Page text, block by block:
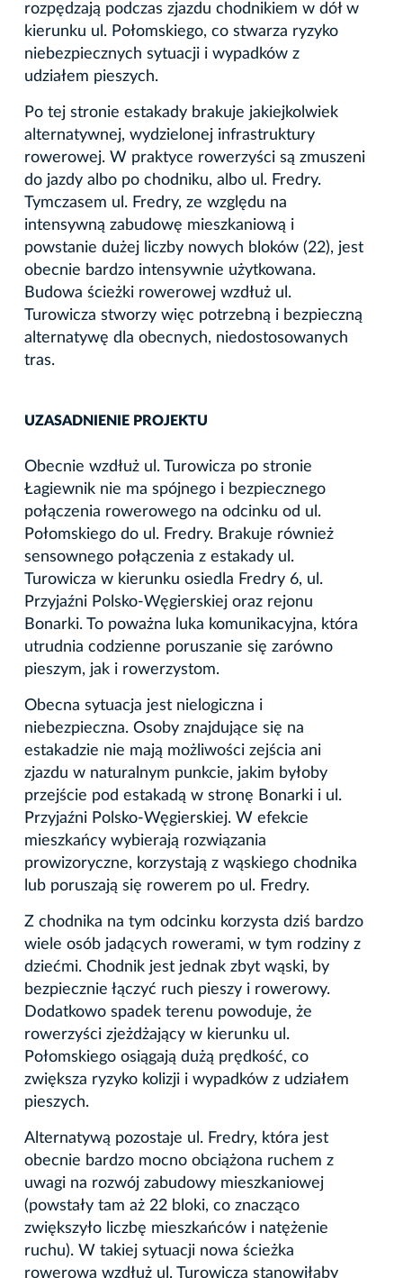
rozpędzają podczas zjazdu chodnikiem w dół w
kierunku ul. Połomskiego, co stwarza ryzyko
niebezpiecznych sytuacji i wypadków z
udziałem pieszych.
Po tej stronie estakady brakuje jakiejkolwiek
alternatywnej, wydzielonej infrastruktury
rowerowej. W praktyce rowerzyści są zmuszeni
do jazdy albo po chodniku, albo ul. Fredry.
Tymczasem ul. Fredry, ze względu na
intensywną zabudowę mieszkaniową i
powstanie dużej liczby nowych bloków (22), jest
obecnie bardzo intensywnie użytkowana.
Budowa ścieżki rowerowej wzdłuż ul.
Turowicza stworzy więc potrzebną i bezpieczną
alternatywę dla obecnych, niedostosowanych
tras.
UZASADNIENIE PROJEKTU
Obecnie wzdłuż ul. Turowicza po stronie
Łagiewnik nie ma spójnego i bezpiecznego
połączenia rowerowego na odcinku od ul.
Połomskiego do ul. Fredry. Brakuje również
sensownego połączenia z estakady ul.
Turowicza w kierunku osiedla Fredry 6, ul.
Przyjaźni Polsko-Węgierskiej oraz rejonu
Bonarki. To poważna luka komunikacyjna, która
utrudnia codzienne poruszanie się zarówno
pieszym, jak i rowerzystom.
Obecna sytuacja jest nielogiczna i
niebezpieczna. Osoby znajdujące się na
estakadzie nie mają możliwości zejścia ani
zjazdu w naturalnym punkcie, jakim byłoby
przejście pod estakadą w stronę Bonarki i ul.
Przyjaźni Polsko-Węgierskiej. W efekcie
mieszkańcy wybierają rozwiązania
prowizoryczne, korzystają z wąskiego chodnika
lub poruszają się rowerem po ul. Fredry.
Z chodnika na tym odcinku korzysta dziś bardzo
wiele osób jadących rowerami, w tym rodziny z
dziećmi. Chodnik jest jednak zbyt wąski, by
bezpiecznie łączyć ruch pieszy i rowerowy.
Dodatkowo spadek terenu powoduje, że
rowerzyści zjeżdżający w kierunku ul.
Połomskiego osiągają dużą prędkość, co
zwiększa ryzyko kolizji i wypadków z udziałem
pieszych.
Alternatywą pozostaje ul. Fredry, która jest
obecnie bardzo mocno obciążona ruchem z
uwagi na rozwój zabudowy mieszkaniowej
(powstały tam aż 22 bloki, co znacząco
zwiększyło liczbę mieszkańców i natężenie
ruchu). W takiej sytuacji nowa ścieżka
rowerowa wzdłuż ul. Turowicza stanowiłaby